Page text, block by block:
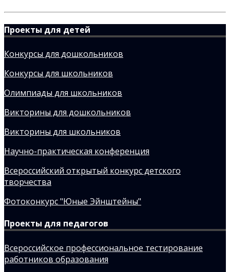
Проекты для детей
Конкурсы для дошкольников
Конкурсы для школьников
Олимпиады для школьников
Викторины для дошкольников
Викторины для школьников
Научно-практическая конференция
Всероссийский открытый конкурс детского
творчества
Фотоконкурс "Юные Эйнштейны"
Проекты для педагогов
Всероссийское профессиональное тестирование
работников образования